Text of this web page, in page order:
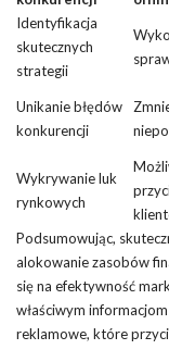
Identyfikacja
skutecznych
strategii
Unikanie błędów
konkurencji
Wykrywanie luk
rynkowych
Podsumowując,
alokowanie zasobów
się na efektywność
właściwym
reklamowe, które